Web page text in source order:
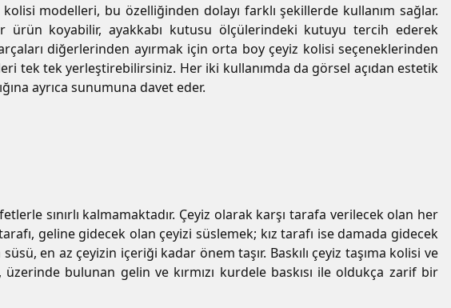
modelleri, bu özelliğinden dolayı farklı şekillerde kullanım sağlar.
koyabilir, ayakkabı kutusu ölçülerindeki kutuyu tercih ederek
diğerlerinden ayırmak için orta boy çeyiz kolisi seçeneklerinden
tek tek yerleştirebilirsiniz. Her iki kullanımda da görsel açıdan estetik
ayrıca sunumuna davet eder.
sınırlı kalmamaktadır. Çeyiz olarak karşı tarafa verilecek olan her
geline gidecek olan çeyizi süslemek; kız tarafı ise damada gidecek
en az çeyizin içeriği kadar önem taşır. Baskılı çeyiz taşıma kolisi ve
bulunan gelin ve kırmızı kurdele baskısı ile oldukça zarif bir